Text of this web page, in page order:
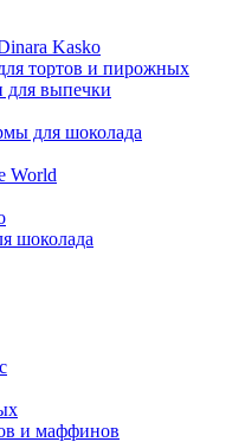
Kasko
тортов и пирожных
для выпечки
для шоколада
World
шоколада
и маффинов